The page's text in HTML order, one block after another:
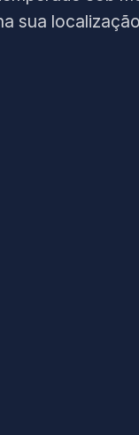
sua